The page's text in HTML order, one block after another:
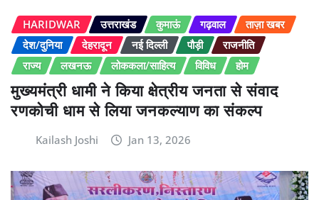
HARIDWAR उत्तराखंड कुमाऊं गढ़वाल
ताज़ा खबर
देश/दुनिया
देहरादून नई दिल्ली पौड़ी
राजनीति
राज्य
लखनऊ लोककला/साहित्य विविध होम
मुख्यमंत्री धामी ने किया क्षेत्रीय जनता से संवाद
रणकोची धाम से लिया जनकल्याण का संकल्प
Kailash Joshi Jan 13, 2026